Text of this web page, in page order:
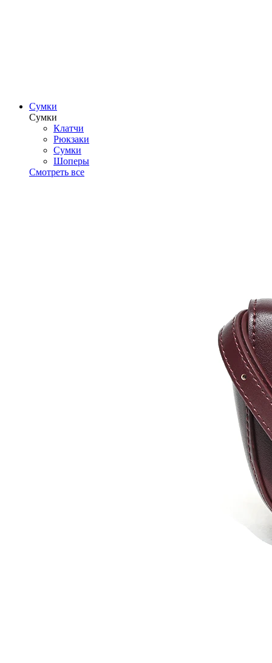
Сумки
Сумки
Клатчи
Рюкзаки
Сумки
Шоперы
Смотреть все